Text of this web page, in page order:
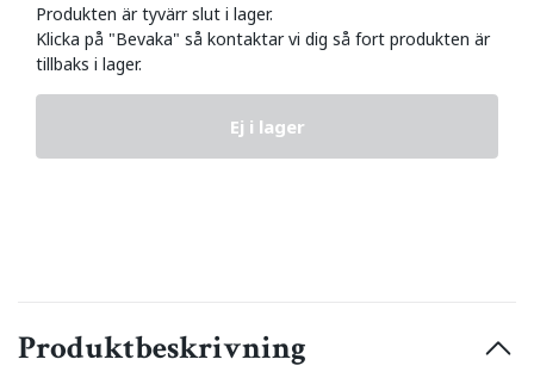
Produkten är tyvärr slut i lager.
Klicka på "Bevaka" så kontaktar vi dig så fort produkten är
tillbaks i lager.
Ej i lager
Produktbeskrivning